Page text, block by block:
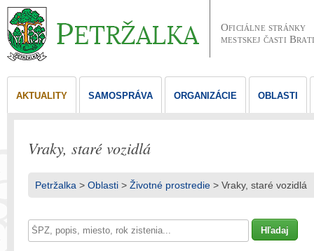
Oficiálne stránky
mestskej časti
AKTUALITY SAMOSPRÁVA ORGANIZÁCIE OBLASTI
Vraky, staré vozidlá
Petržalka > Oblasti > Životné prostredie > Vraky, staré vozidlá